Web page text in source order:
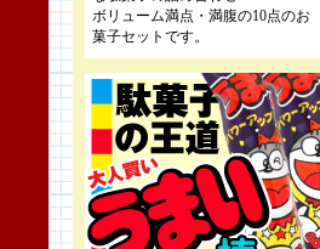
ボリューム満点・満腹の10点のお
菓子セットです。